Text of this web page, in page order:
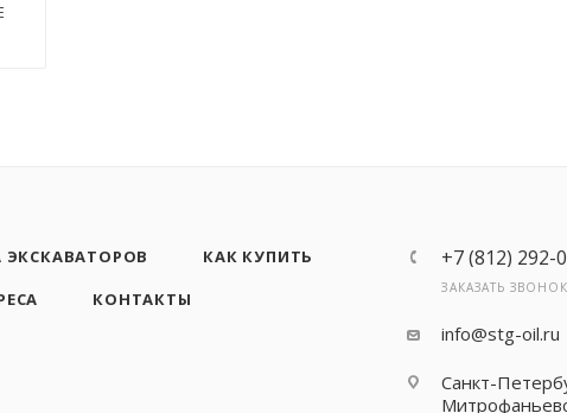
ЭКСКАВАТОРОВ
КАК КУПИТЬ
КОНТАКТЫ
+7 (812) 292-
ЗАКАЗАТЬ ЗВОНОК
info@stg-oil.ru
Санкт-